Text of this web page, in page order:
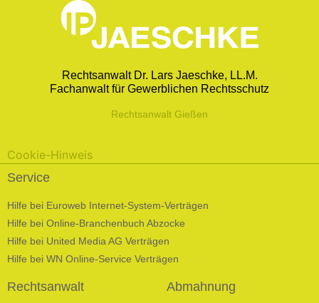
Rechtsanwalt Dr. Lars Jaeschke, LL.M.
Fachanwalt für Gewerblichen Rechtsschutz
Rechtsanwalt Gießen
Cookie-Hinweis
Service
Hilfe bei Euroweb Internet-System-Verträgen
Hilfe bei Online-Branchenbuch Abzocke
Hilfe bei United Media AG Verträgen
Hilfe bei WN Online-Service Verträgen
Rechtsanwalt Abmahnung